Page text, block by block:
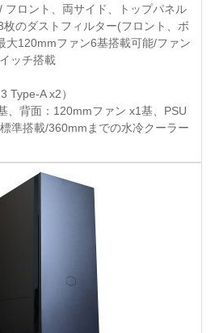
フロント、両サイド、トップパネル
のダストフィルター(フロント、ボ
大120mmファン6基搭載可能/ファン
ッチ搭載
Type-A x2）
、背面：120mmファン x1基、PSU
準搭載/360mmまでの水冷クーラー